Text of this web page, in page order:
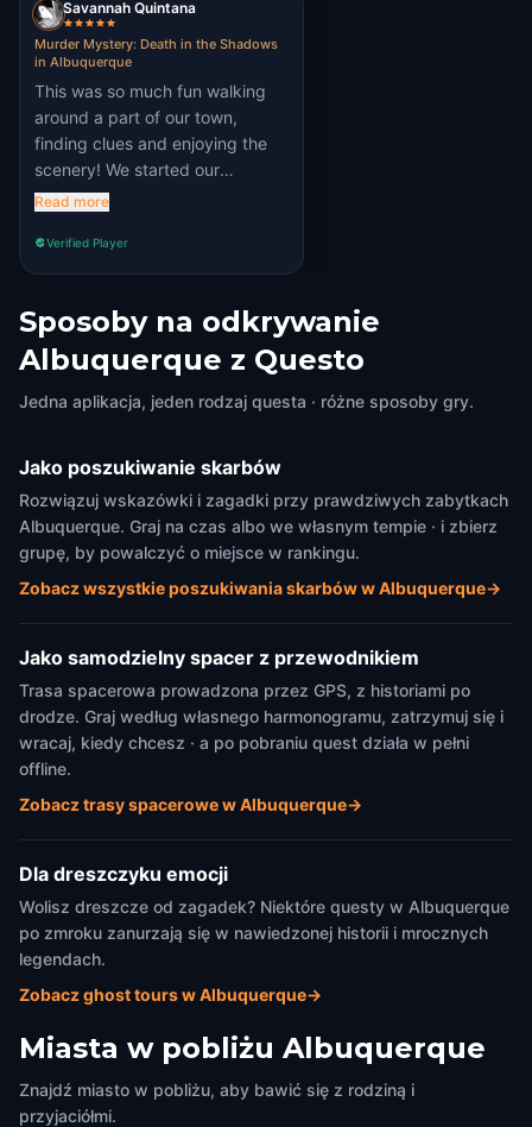
Savannah Quintana
Murder Mystery: Death in the Shadows
in Albuquerque
This was so much fun walking
around a part of our town,
finding clues and enjoying the
scenery! We started our
adventure at night to add some
adventure!
Read more
Verified Player
Sposoby na odkrywanie
Albuquerque z Questo
Jedna aplikacja, jeden rodzaj questa · różne sposoby gry.
Jako poszukiwanie skarbów
Rozwiązuj wskazówki i zagadki przy prawdziwych zabytkach
Albuquerque. Graj na czas albo we własnym tempie · i zbierz
grupę, by powalczyć o miejsce w rankingu.
Zobacz wszystkie poszukiwania skarbów w Albuquerque→
Jako samodzielny spacer z przewodnikiem
Trasa spacerowa prowadzona przez GPS, z historiami po
drodze. Graj według własnego harmonogramu, zatrzymuj się i
wracaj, kiedy chcesz · a po pobraniu quest działa w pełni
offline.
Zobacz trasy spacerowe w Albuquerque→
Dla dreszczyku emocji
Wolisz dreszcze od zagadek? Niektóre questy w Albuquerque
po zmroku zanurzają się w nawiedzonej historii i mrocznych
legendach.
Zobacz ghost tours w Albuquerque→
Miasta w pobliżu Albuquerque
Znajdź miasto w pobliżu, aby bawić się z rodziną i
przyjaciółmi.